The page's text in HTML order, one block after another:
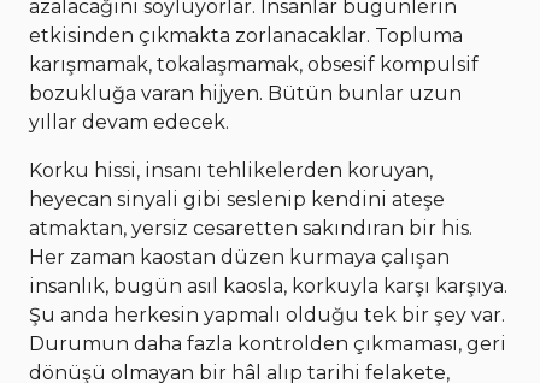
azalacağını söylüyorlar. İnsanlar bugünlerin
etkisinden çıkmakta zorlanacaklar. Topluma
karışmamak, tokalaşmamak, obsesif kompulsif
bozukluğa varan hijyen. Bütün bunlar uzun
yıllar devam edecek.
Korku hissi, insanı tehlikelerden koruyan,
heyecan sinyali gibi seslenip kendini ateşe
atmaktan, yersiz cesaretten sakındıran bir his.
Her zaman kaostan düzen kurmaya çalışan
insanlık, bugün asıl kaosla, korkuyla karşı karşıya.
Şu anda herkesin yapmalı olduğu tek bir şey var.
Durumun daha fazla kontrolden çıkmaması, geri
dönüşü olmayan bir hâl alıp tarihi felakete,